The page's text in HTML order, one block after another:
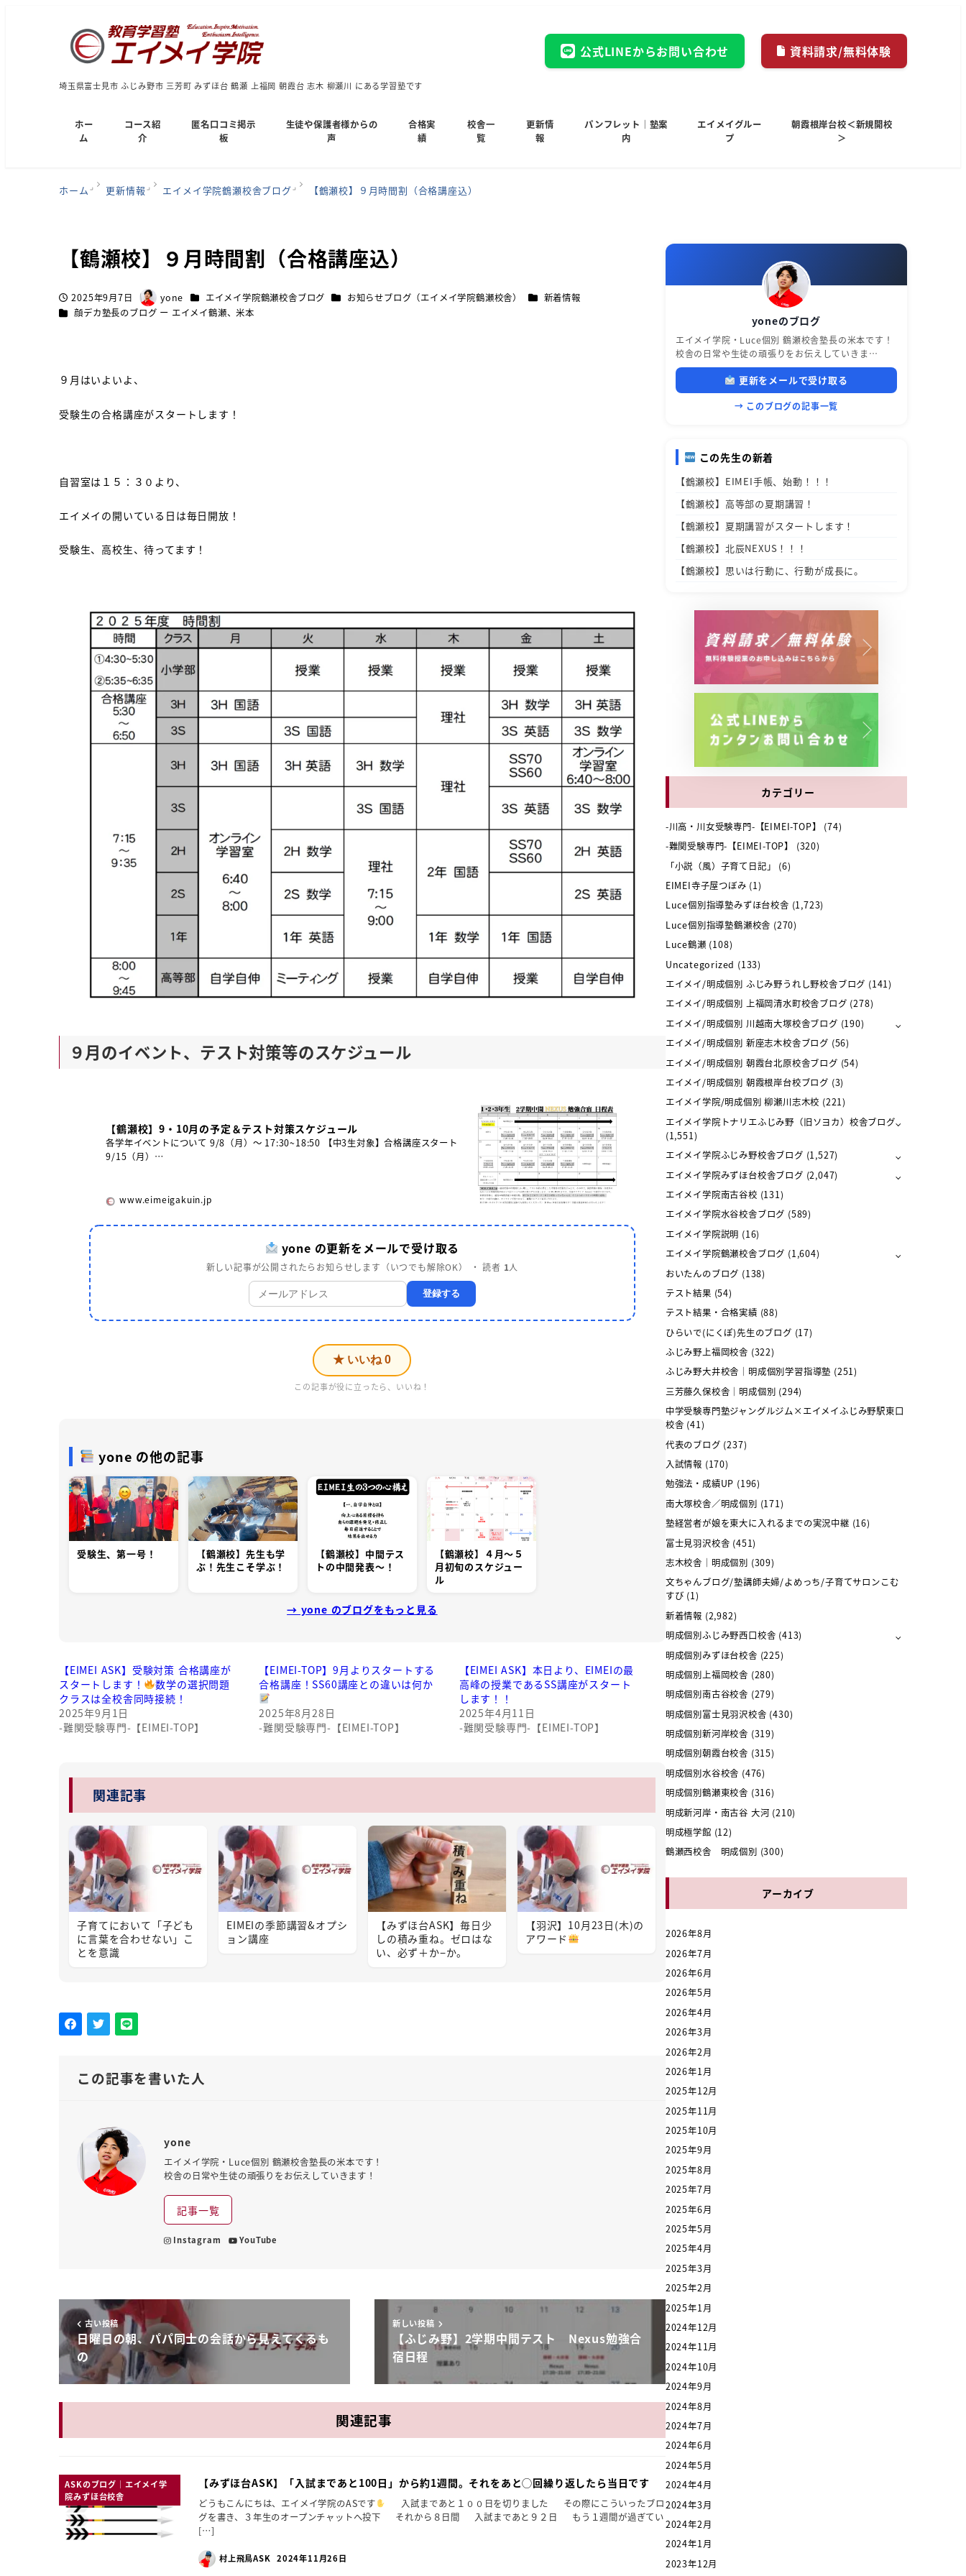
埼玉県富士見市 ふじみ野市 三芳町 みずほ台 鶴瀬 上福岡 朝霞台 志木 柳瀬川 にある学習塾です
公式LINEからお問い合わせ 資料請求/無料体験
ホー
ム
コース紹
介
匿名口コミ掲示
板
生徒や保護者様からの
声
合格実
績
校舎一
覧
更新情
報
パンフレット｜塾案
内
エイメイグルー
プ
朝霞根岸台校＜新規開校
＞
ホーム 更新情報 エイメイ学院鶴瀬校舎ブログ 【鶴瀬校】９月時間割（合格講座込）
【鶴瀬校】９月時間割（合格講座込）
投稿日2025年9月7日
著
者
yone カテゴリー
エイメイ学院鶴瀬校舎ブログ カテゴリー
お知らせブログ（エイメイ学院鶴瀬校舎） カテゴリー
新着情報
カテゴリー
顔デカ塾長のブログ ー エイメイ鶴瀬、米本
９月はいよいよ、
受験生の合格講座がスタートします！
自習室は１５：３０より、
エイメイの開いている日は毎日開放！
受験生、高校生、待ってます！
９月のイベント、テスト対策等のスケジュール
【鶴瀬校】9・10月の予定＆テスト対策スケジュール
各学年イベントについて 9/8（月）～ 17:30~18:50 【中3生対象】合格講座スタート
9/15（月）…
www.eimeigakuin.jp
yone の更新をメールで受け取る
新しい記事が公開されたらお知らせします（いつでも解除OK） ・ 読者 1人
登録する
★ いいね0
この記事が役に立ったら、いいね！
yone の他の記事
受験生、第一号！
【鶴瀬校】先生も学
ぶ！先生こそ学ぶ！
【鶴瀬校】中間テス
トの中間発表～！
【鶴瀬校】４月～５
月初旬のスケジュー
ル
→ yone のブログをもっと見る
【EIMEI ASK】受験対策 合格講座が
スタートします！
数学の選択問題
クラスは全校舎同時接続！
2025年9月1日
-難関受験専門-【EIMEI-TOP】
【EIMEI-TOP】9月よりスタートする
合格講座！SS60講座との違いは何か
2025年8月28日
-難関受験専門-【EIMEI-TOP】
【EIMEI ASK】本日より、EIMEIの最
高峰の授業であるSS講座がスタート
します！！
2025年4月11日
-難関受験専門-【EIMEI-TOP】
関連記事
子育てにおいて「子ども
に言葉を合わせない」こ
とを意識
EIMEIの季節講習&オプシ
ョン講座
【みずほ台ASK】毎日少
しの積み重ね。ゼロはな
い、必ず＋か−か。
【羽沢】10月23日(木)の
アワード
この記事を書いた人
yone
エイメイ学院・Luce個別 鶴瀬校舎塾長の米本です！
校舎の日常や生徒の頑張りをお伝えしていきます！
記事一覧
Instagram YouTube
古い投稿
日曜日の朝、パパ同士の会話から見えてくるも
の
新しい投稿
【ふじみ野】2学期中間テスト Nexus勉強合
宿日程
関連記事
ASKのブログ｜エイメイ学
院みずほ台校舎
【みずほ台ASK】「入試まであと100日」から約1週間。それをあと◯回繰り返したら当日です
どうもこんにちは、エイメイ学院のASです
入試まであと１００日を切りました その際にこういったブロ
グを書き、３年生のオープンチャットへ投下 それから８日間 入試まであと９２日 もう１週間が過ぎてい
[…]
村上飛鳥ASK 2024年11月26日
yoneのブログ
エイメイ学院・Luce個別 鶴瀬校舎塾長の米本です！
校舎の日常や生徒の頑張りをお伝えしていきま…
更新をメールで受け取る
→ このブログの記事一覧
この先生の新着
【鶴瀬校】EIMEI手帳、始動！！！
【鶴瀬校】高等部の夏期講習！
【鶴瀬校】夏期講習がスタートします！
【鶴瀬校】北辰NEXUS！！！
【鶴瀬校】思いは行動に、行動が成長に。
カテゴリー
-川高・川女受験専門-【EIMEI-TOP】
(74)
-難関受験専門-【EIMEI-TOP】
(320)
「小説（風）子育て日記」
(6)
EIMEI寺子屋つぼみ (1)
Luce個別指導塾みずほ台校舎 (1,723)
Luce個別指導塾鶴瀬校舎 (270)
Luce鶴瀬 (108)
Uncategorized (133)
エイメイ/明成個別 ふじみ野うれし野校舎ブログ (141)
エイメイ/明成個別 上福岡清水町校舎ブログ (278)
エイメイ/明成個別 川越南大塚校舎ブログ (190)
エイメイ/明成個別 新座志木校舎ブログ (56)
エイメイ/明成個別 朝霞台北原校舎ブログ (54)
エイメイ/明成個別 朝霞根岸台校ブログ (3)
エイメイ学院/明成個別 柳瀬川志木校 (221)
エイメイ学院トナリエふじみ野（旧ソヨカ）校舎ブログ
(1,551)
エイメイ学院ふじみ野校舎ブログ (1,527)
エイメイ学院みずほ台校舎ブログ (2,047)
エイメイ学院南古谷校 (131)
エイメイ学院水谷校舎ブログ (589)
エイメイ学院説明 (16)
エイメイ学院鶴瀬校舎ブログ (1,604)
おいたんのブログ (138)
テスト結果 (54)
テスト結果・合格実績 (88)
ひらいで(にくぽ)先生のブログ (17)
ふじみ野上福岡校舎 (322)
ふじみ野大井校舎｜明成個別学習指導塾 (251)
三芳藤久保校舎｜明成個別 (294)
中学受験専門塾ジャングルジム×エイメイふじみ野駅東口
校舎 (41)
代表のブログ (237)
入試情報 (170)
勉強法・成績UP (196)
南大塚校舎／明成個別 (171)
塾経営者が娘を東大に入れるまでの実況中継 (16)
富士見羽沢校舎 (451)
志木校舎｜明成個別 (309)
文ちゃんブログ/塾講師夫婦/よめっち/子育てサロンこむ
すび (1)
新着情報 (2,982)
明成個別ふじみ野西口校舎 (413)
明成個別みずほ台校舎 (225)
明成個別上福岡校舎 (280)
明成個別南古谷校舎 (279)
明成個別富士見羽沢校舎 (430)
明成個別新河岸校舎 (319)
明成個別朝霞台校舎 (315)
明成個別水谷校舎 (476)
明成個別鶴瀬東校舎 (316)
明成新河岸・南古谷 大河 (210)
明成極学館 (12)
鶴瀬西校舎 明成個別 (300)
アーカイブ
2026年8月
2026年7月
2026年6月
2026年5月
2026年4月
2026年3月
2026年2月
2026年1月
2025年12月
2025年11月
2025年10月
2025年9月
2025年8月
2025年7月
2025年6月
2025年5月
2025年4月
2025年3月
2025年2月
2025年1月
2024年12月
2024年11月
2024年10月
2024年9月
2024年8月
2024年7月
2024年6月
2024年5月
2024年4月
2024年3月
2024年2月
2024年1月
2023年12月